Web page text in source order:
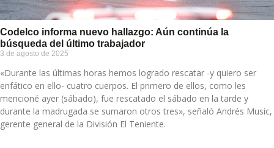
Codelco informa nuevo hallazgo: Aún continúa la
búsqueda del último trabajador
3 de agosto de 2025
«Durante las últimas horas hemos logrado rescatar -y quiero ser
enfático en ello- cuatro cuerpos. El primero de ellos, como les
mencioné ayer (sábado), fue rescatado el sábado en la tarde y
durante la madrugada se sumaron otros tres», señaló Andrés Music,
gerente general de la División El Teniente.